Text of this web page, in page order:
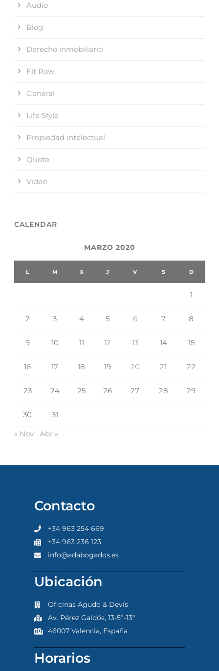
Audio
Blog
Derecho inmobiliario
Fit Row
General
Life Style
Propiedad intelectual
Quote
Video
CALENDAR
MARZO 2020
L M X J V S D
1
2 3 4 5 6 7 8
9 10 11 12 13 14 15
16 17 18 19 20 21 22
23 24 25 26 27 28 29
30 31
« Nov Abr »
Contacto
+34 963 254 669
+34 963 236 123
info@adabogados.es
Ubicación
Oficinas Agudo & Devís
Av. Pérez Galdós, 13-5º-13ª
46007 Valencia, España
Horarios